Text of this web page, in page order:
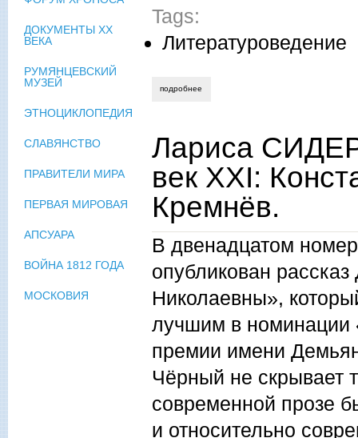
Tags:
Литературоведение
подробнее
Лариса
век XXI:
Кремнёв.
В двенадцатом
опубликован
Николаевны»,
лучшим в номинации
премии имени
Чёрный не скрывает
современной прозе
и относительно
ДОКУМЕНТЫ XX
ВЕКА
РУМЯНЦЕВСКИЙ
МУЗЕЙ
ЭТНОЦИКЛОПЕДИЯ
СЛАВЯНСТВО
ПРАВИТЕЛИ МИРА
ПЕРВАЯ МИРОВАЯ
АПСУАРА
ВОЙНА 1812 ГОДА
МОСКОВИЯ